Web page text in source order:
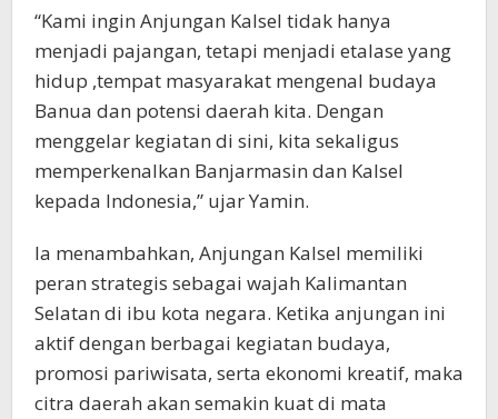
“Kami ingin Anjungan Kalsel tidak hanya
menjadi pajangan, tetapi menjadi etalase yang
hidup ,tempat masyarakat mengenal budaya
Banua dan potensi daerah kita. Dengan
menggelar kegiatan di sini, kita sekaligus
memperkenalkan Banjarmasin dan Kalsel
kepada Indonesia,” ujar Yamin.
Ia menambahkan, Anjungan Kalsel memiliki
peran strategis sebagai wajah Kalimantan
Selatan di ibu kota negara. Ketika anjungan ini
aktif dengan berbagai kegiatan budaya,
promosi pariwisata, serta ekonomi kreatif, maka
citra daerah akan semakin kuat di mata